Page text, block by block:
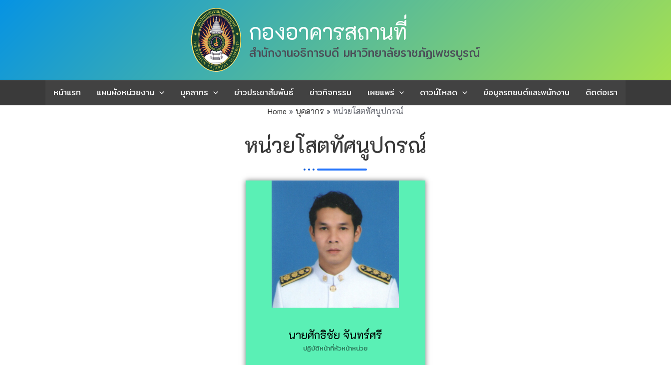
กองอาคารสถานที่
สำนักงานอธิการบดี มหาวิทยาลัยราชภัฏเพชรบูรณ์
หน้าแรก แผนผังหน่วยงาน บุคลากร ข่าวประชาสัมพันธ์ ข่าวกิจกรรม เผยแพร่ ดาวน์โหลด ข้อมูลรถยนต์และพนักงาน ติดต่อเรา
Home บุคลากร หน่วยโสตทัศนูปกรณ์
หน่วยโสตทัศนูปกรณ์
นายศักธิชัย จันทร์ศรี
ปฏิบัติหน้าที่หัวหน้าหน่วย